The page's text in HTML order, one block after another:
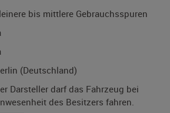
bis mittlere Gebrauchsspuren
(Deutschland)
Darsteller darf das Fahrzeug bei
des Besitzers fahren.